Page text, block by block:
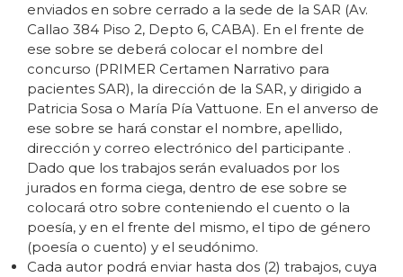
enviados en sobre cerrado a la sede de la SAR (Av.
Callao 384 Piso 2, Depto 6, CABA). En el frente de
ese sobre se deberá colocar el nombre del
concurso (PRIMER Certamen Narrativo para
pacientes SAR), la dirección de la SAR, y dirigido a
Patricia Sosa o María Pía Vattuone. En el anverso de
ese sobre se hará constar el nombre, apellido,
dirección y correo electrónico del participante .
Dado que los trabajos serán evaluados por los
jurados en forma ciega, dentro de ese sobre se
colocará otro sobre conteniendo el cuento o la
poesía, y en el frente del mismo, el tipo de género
(poesía o cuento) y el seudónimo.
Cada autor podrá enviar hasta dos (2) trabajos, cuya